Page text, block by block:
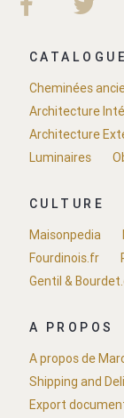
CATALOGUE
Cheminées
Architecture
Architecture
Luminaires
CULTURE
Maisonpedia
Fourdinois.fr
Gentil &
A PROPOS
A propos de
Shipping and
Export